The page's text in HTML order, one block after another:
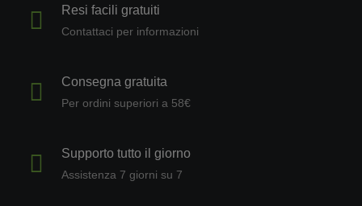
Resi facili gratuiti
Contattaci per informazioni
Consegna gratuita
Per ordini superiori a 58€
Supporto tutto il giorno
Assistenza 7 giorni su 7